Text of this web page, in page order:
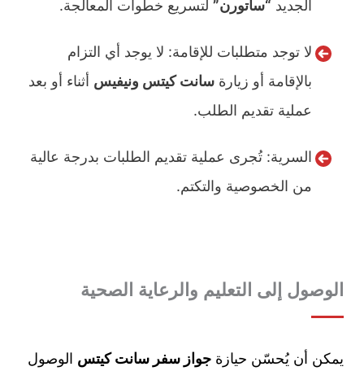
الجديد “ساتورن” لتسريع خطوات المعالجة.
لا توجد متطلبات للإقامة: لا يوجد أي التزام
بالإقامة أو زيارة سانت كيتس ونيفيس أثناء أو بعد
عملية تقديم الطلب.
السرية: تُجرى عملية تقديم الطلبات بدرجة عالية
من الخصوصية والتكتم.
الوصول إلى التعليم والرعاية الصحية
يمكن أن يُحسّن حيازة جواز سفر سانت كيتس الوصول